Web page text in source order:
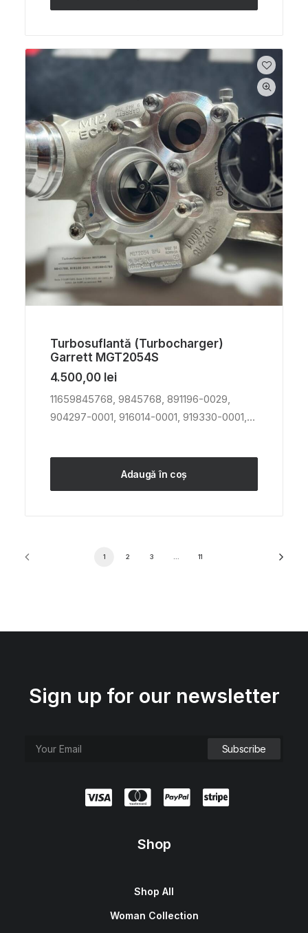
Turbosuflantă (turbocharger)
Garrett MGT2054S
4.500,00 lei
11659845768, 9845768, 891196-0029,
904297-0001, 916014-0001, 919330-0001,…
Adaugă în coș
1 2 3 11
Sign up for our newsletter
Shop
Shop All
Woman Collection